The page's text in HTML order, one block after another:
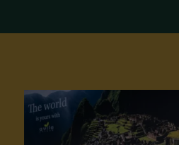
Bekijk onze treinreizen